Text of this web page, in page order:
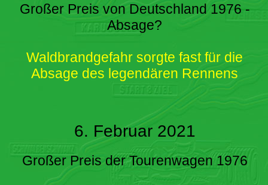
Großer Preis von Deutschland 1976 -
Absage?
Waldbrandgefahr sorgte fast für die
Absage des legendären Rennens
6. Februar 2021
Großer Preis der Tourenwagen 1976